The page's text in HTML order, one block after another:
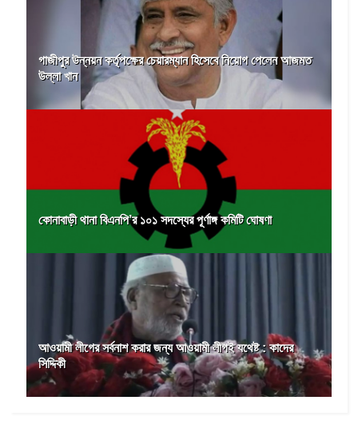
গাজীপুর উন্নয়ন কর্তৃপক্ষের চেয়ারম্যান হিসেবে নিয়োগ পেলেন আজমত
উল্লা খান
কোনাবাড়ী থানা বিএনপি’র ১০১ সদস্যের পূর্ণাঙ্গ কমিটি ঘোষণা
আওয়ামী লীগের সর্বনাশ করার জন্য আওয়ামী লীগই যথেষ্ট : কাদের
সিদ্দিকী